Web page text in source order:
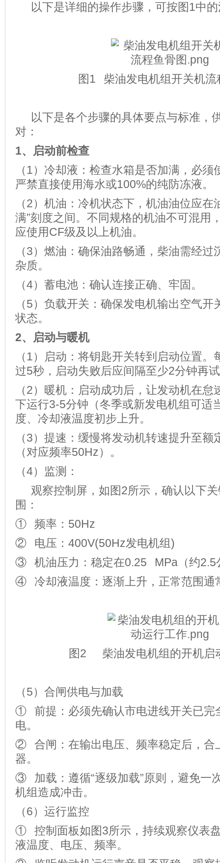
以下是详细的操作步骤，可按图1中的
图1 柴油发电机组开关机流
以下是各个步骤的具体要点与标准，
对：
1、
启动前检查
（1）冷却液：检查水箱是否加满，必
严禁直接使用海水或100%的纯防冻液。
（2）机油：冷机状态下，机油油位应在
满”刻度之间。不同规格的机油不可混用
应使用CF级及以上机油。
（3）燃油：确保油路畅通，柴油需经
杂质。
（4）蓄电池：确认连接正确、牢固。
（5）负载开关：确保发电机输出空气
状态。
2、
启动与暖机
（1）启动：将钥匙开关转到启动位置
过5秒，启动失败后应间隔至少2分钟再
（2）暖机：启动成功后，让发动机在
下运行3-5分钟（冬季或新发电机组可适
度、冷却液温度初步上升。
（3）提速：缓慢将发动机转速提升至
（对应频率50Hz）。
（4）监测：
观察控制屏，如图2所示，确认以下关
围：
① 频率：50Hz
② 电压：400V(50Hz发电机组)
③ 机油压力：稳定在0.25 MPa（约2.5
④ 冷却液温度：逐渐上升，正常范围
图2 柴油发电机组的开机启
（5）合闸供电与加载
① 前提：必须先确认市电进线开关已完
电。
② 合闸：在输出电压、频率稳定后，合
器。
③ 加载：遵循“逐级加载”原则，避免一
机组造成冲击。
（6）运行监控
① 控制面板如图3所示，持续观察仪表
液温度、电压、频率。